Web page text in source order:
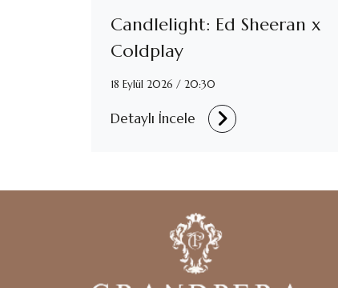
Candlelight: Ed Sheeran x
Coldplay
18 Eylül 2026 / 20:30
Detaylı İncele